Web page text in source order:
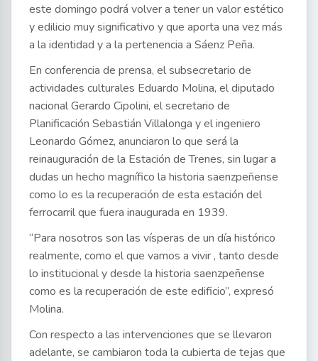
este domingo podrá volver a tener un valor estético
y edilicio muy significativo y que aporta una vez más
a la identidad y a la pertenencia a Sáenz Peña.
En conferencia de prensa, el subsecretario de
actividades culturales Eduardo Molina, el diputado
nacional Gerardo Cipolini, el secretario de
Planificación Sebastián Villalonga y el ingeniero
Leonardo Gómez, anunciaron lo que será la
reinauguración de la Estación de Trenes, sin lugar a
dudas un hecho magnífico la historia saenzpeñense
como lo es la recuperación de esta estación del
ferrocarril que fuera inaugurada en 1939.
“Para nosotros son las vísperas de un día histórico
realmente, como el que vamos a vivir , tanto desde
lo institucional y desde la historia saenzpeñense
como es la recuperación de este edificio”, expresó
Molina.
Con respecto a las intervenciones que se llevaron
adelante, se cambiaron toda la cubierta de tejas que